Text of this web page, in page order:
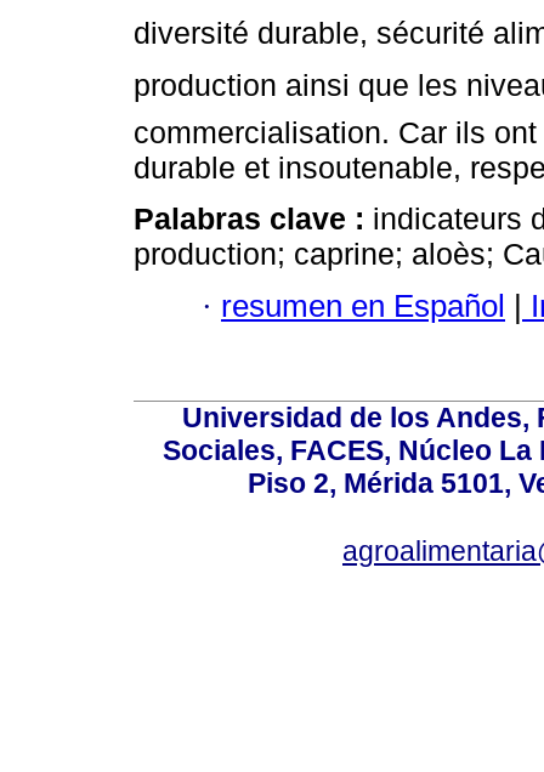
diversité durable, sécurité
production ainsi que les
commercialisation. Car ils
durable et insoutenable,
Palabras clave : indicateurs
production; caprine; aloès;
· resumen en Español |
Universidad de los Andes,
Sociales, FACES, Núcleo
Piso 2, Mérida 5101,